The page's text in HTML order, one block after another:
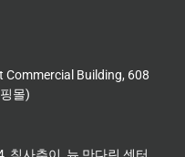
Commercial Building, 608
몰)